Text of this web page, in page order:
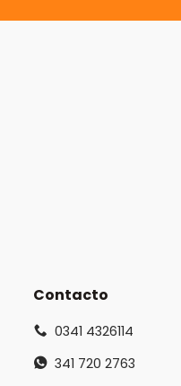
Contacto
0341 4326114
341 720 2763